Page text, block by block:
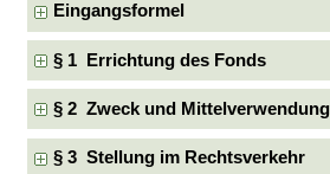
Eingangsformel
§ 1 Errichtung des Fonds
§ 2 Zweck und
§ 3 Stellung im Rechtsverkehr